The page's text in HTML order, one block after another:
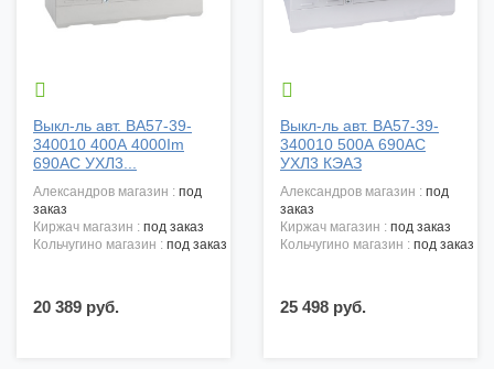

Выкл-ль авт. ВА57-39-
340010 400А 4000Im
690AC УХЛ3...
александров магазин : под
заказ
киржач магазин : под заказ
кольчугино магазин : под заказ
20 389 руб.

Выкл-ль авт. ВА57-39-
340010 500А 690AC
УХЛ3 КЭАЗ
александров магазин : под
заказ
киржач магазин : под заказ
кольчугино магазин : под заказ
25 498 руб.